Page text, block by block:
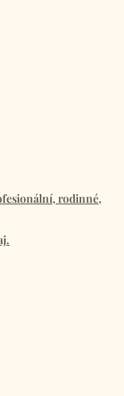
rodinné,